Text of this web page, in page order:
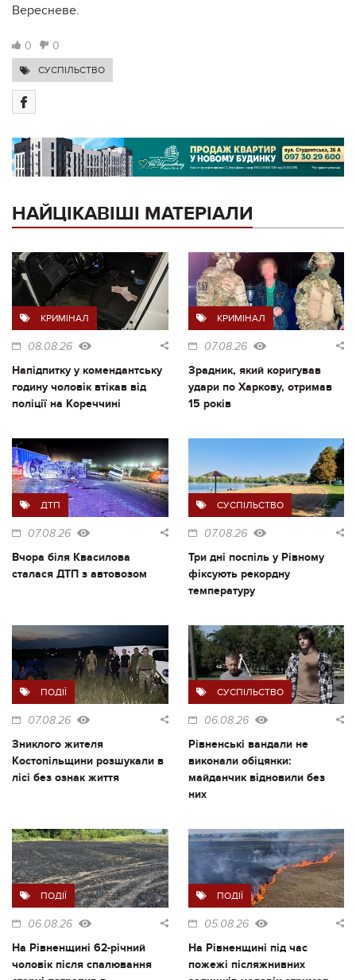
Вересневе.
0 0
СУСПІЛЬСТВО
НАЙЦІКАВІШІ МАТЕРІАЛИ
КРИМІНАЛ
08.08.26
Напідпитку у комендантську
годину чоловік втікав від
поліції на Кореччині
КРИМІНАЛ
07.08.26
Зрадник, який коригував
удари по Харкову, отримав
15 років
ДТП
07.08.26
Вчора біля Квасилова
сталася ДТП з автовозом
СУСПІЛЬСТВО
07.08.26
Три дні поспіль у Рівному
фіксують рекордну
температуру
ПОДІЇ
07.08.26
Зниклого жителя
Костопільщини розшукали в
лісі без ознак життя
СУСПІЛЬСТВО
06.08.26
Рівненські вандали не
виконали обіцянки:
майданчик відновили без
них
ПОДІЇ
06.08.26
На Рівненщині 62-річний
чоловік після спалювання
ПОДІЇ
05.08.26
На Рівненщині під час
пожежі післяжнивних